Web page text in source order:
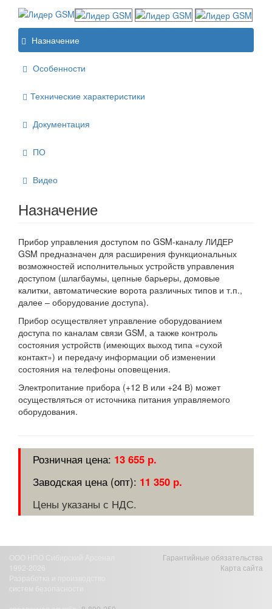
Назначение
Особенности
Технические характеристики
Документация
ПО
Видео
Назначение
Прибор управления доступом по GSM-каналу ЛИДЕР
GSM предназначен для расширения функциональных
возможностей исполнительных устройств управления
доступом (шлагбаумы, цепные барьеры, домовые
калитки, автоматические ворота различных типов и т.п.,
далее – оборудование доступа).
Прибор осуществляет управление оборудованием
доступа по каналам связи GSM, а также контроль
состояния устройств (имеющих выход типа «сухой
контакт») и передачу информации об изменении
состояния на телефоны оповещения.
Электропитание прибора (+12 В или +24 В) может
осуществляться от источника питания управляемого
оборудования.
13 655 р.
11 350 р.
Цены указаны с НДС.
1992-2026
Разработка и производство
Гарантийные обязательства
Карта сайта